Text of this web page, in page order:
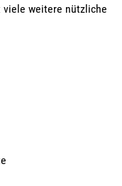
wird in einem neuen
weitere nützliche